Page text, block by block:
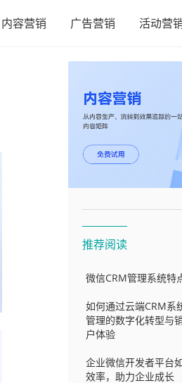
内容营销 广告营销 活动营
推荐阅读
微信CRM管理系统特
如何通过云端CRM系
管理的数字化转型与
户体验
企业微信开发者平台
效率，助力企业成长